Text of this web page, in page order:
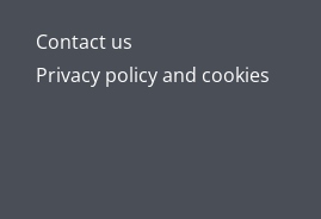
Contact us
Privacy policy and cookies